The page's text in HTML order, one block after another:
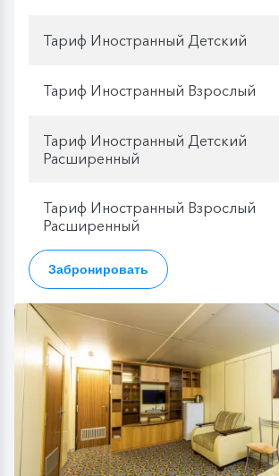
Тариф Иностранный Детский
Тариф Иностранный Взрослый
Тариф Иностранный Детский
Расширенный
Тариф Иностранный Взрослый
Расширенный
Забронировать